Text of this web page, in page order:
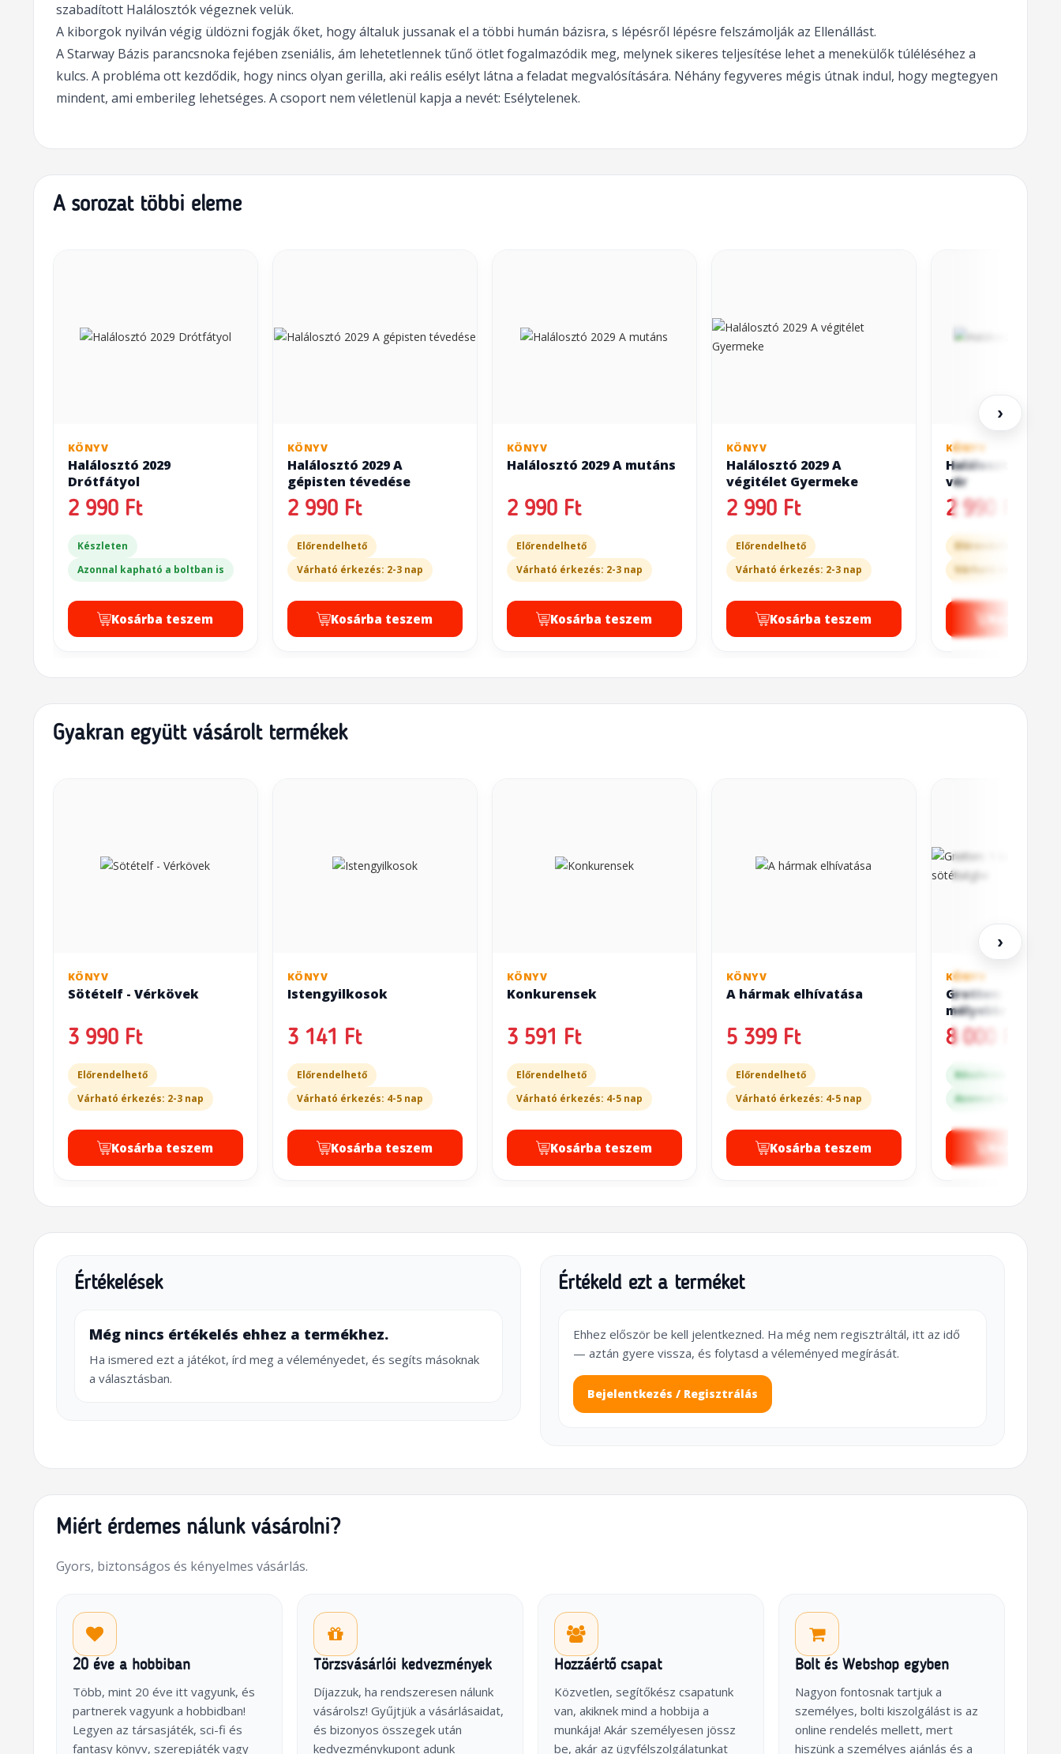
szabadított Halálosztók végeznek velük.
A kiborgok nyilván végig üldözni fogják őket, hogy általuk jussanak el a többi humán bázisra, s lépésről lépésre felszámolják az Ellenállást.
A Starway Bázis parancsnoka fejében zseniális, ám lehetetlennek tűnő ötlet fogalmazódik meg, melynek sikeres teljesítése lehet a menekülők túléléséhez a
kulcs. A probléma ott kezdődik, hogy nincs olyan gerilla, aki reális esélyt látna a feladat megvalósítására. Néhány fegyveres mégis útnak indul, hogy megtegyen
mindent, ami emberileg lehetséges. A csoport nem véletlenül kapja a nevét: Esélytelenek.
A sorozat többi eleme
KÖNYV
Halálosztó 2029
Drótfátyol
2 990 Ft
Készleten
Azonnal kapható a boltban is
Kosárba teszem
KÖNYV
Halálosztó 2029 A
gépisten tévedése
2 990 Ft
Előrendelhető
Várható érkezés: 2-3 nap
Kosárba teszem
KÖNYV
Halálosztó 2029 A mutáns
2 990 Ft
Előrendelhető
Várható érkezés: 2-3 nap
Kosárba teszem
KÖNYV
Halálosztó 2029 A
végitélet Gyermeke
2 990 Ft
Előrendelhető
Várható érkezés: 2-3 nap
Kosárba teszem
KÖNYV
Halálosztó 2029
vér
2 990 Ft
Előrendelhető
Várható érkezés: 2-
Kosárba
›
Gyakran együtt vásárolt termékek
KÖNYV
Sötételf - Vérkövek
3 990 Ft
Előrendelhető
Várható érkezés: 2-3 nap
Kosárba teszem
KÖNYV
Istengyilkosok
3 141 Ft
Előrendelhető
Várható érkezés: 4-5 nap
Kosárba teszem
KÖNYV
Konkurensek
3 591 Ft
Előrendelhető
Várható érkezés: 4-5 nap
Kosárba teszem
KÖNYV
A hármak elhívatása
5 399 Ft
Előrendelhető
Várható érkezés: 4-5 nap
Kosárba teszem
KÖNYV
Grotten: 1-bittel
mélyebbre a
8 000 Ft
Készleten
Azonnal kapható a
Kosárba
›
Értékelések
Még nincs értékelés ehhez a termékhez.
Ha ismered ezt a játékot, írd meg a véleményedet, és segíts másoknak
a választásban.
Értékeld ezt a terméket
Ehhez először be kell jelentkezned. Ha még nem regisztráltál, itt az idő
— aztán gyere vissza, és folytasd a véleményed megírását.
Bejelentkezés / Regisztrálás
Miért érdemes nálunk vásárolni?
Gyors, biztonságos és kényelmes vásárlás.
20 éve a hobbiban
Több, mint 20 éve itt vagyunk, és
partnerek vagyunk a hobbidban!
Legyen az társasjáték, sci-fi és
fantasy könyv, szerepjáték vagy
Törzsvásárlói kedvezmények
Díjazzuk, ha rendszeresen nálunk
vásárolsz! Gyűjtjük a vásárlásaidat,
és bizonyos összegek után
kedvezménykupont adunk
Hozzáértő csapat
Közvetlen, segítőkész csapatunk
van, akiknek mind a hobbija a
munkája! Akár személyesen jössz
be, akár az ügyfélszolgálatunkat
Bolt és Webshop egyben
Nagyon fontosnak tartjuk a
személyes, bolti kiszolgálást is az
online rendelés mellett, mert
hiszünk a személyes ajánlás és a